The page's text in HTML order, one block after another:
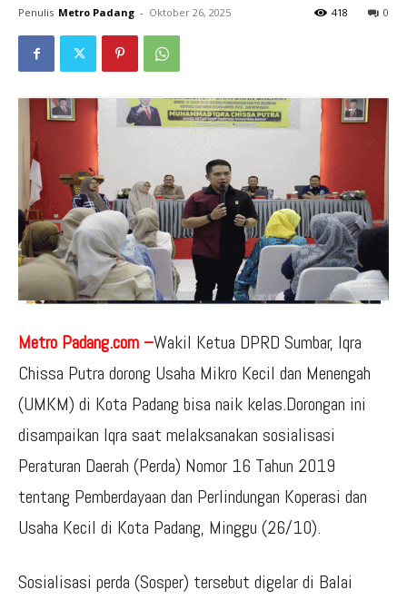
Penulis Metro Padang - Oktober 26, 2025 0
418
Metro Padang.com –Wakil Ketua DPRD Sumbar, Iqra
Chissa Putra dorong Usaha Mikro Kecil dan Menengah
(UMKM) di Kota Padang bisa naik kelas.Dorongan ini
disampaikan Iqra saat melaksanakan sosialisasi
Peraturan Daerah (Perda) Nomor 16 Tahun 2019
tentang Pemberdayaan dan Perlindungan Koperasi dan
Usaha Kecil di Kota Padang, Minggu (26/10).
Sosialisasi perda (Sosper) tersebut digelar di Balai